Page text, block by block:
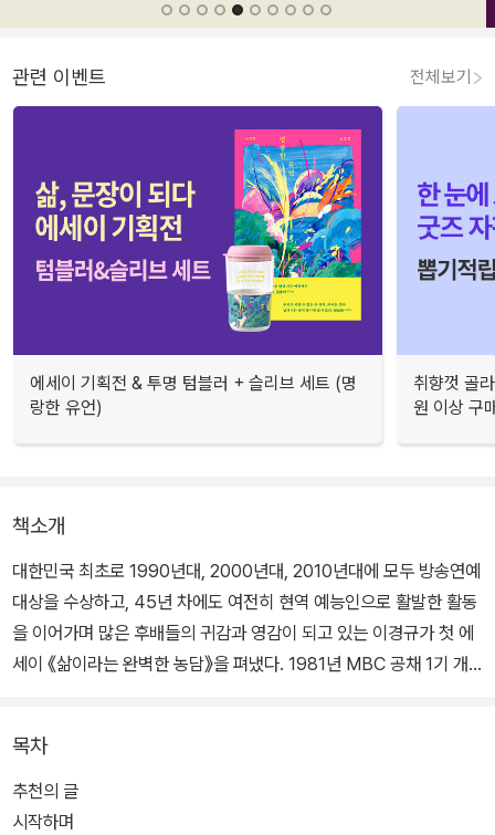
관련 이벤트 전체보기
에세이 기획전 & 투명 텀블러 + 슬리브 세트 (명
랑한 유언)
취향껏 골
원 이상 구
책소개
대한민국 최초로 1990년대, 2000년대, 2010년대에 모두 방송연예
대상을 수상하고, 45년 차에도 여전히 현역 예능인으로 활발한 활동
을 이어가며 많은 후배들의 귀감과 영감이 되고 있는 이경규가 첫 에
세이 《삶이라는 완벽한 농담》을 펴냈다. 1981년 MBC 공채 1기 개
배우고 감각했던 삶과 일, 꿈을 대하는 눈부신 이야기를 한 권의 책에
오롯이 담았다.
목차
추천의 글
시작하며